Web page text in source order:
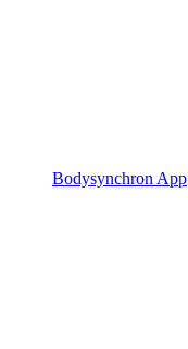
Bodysynchron App